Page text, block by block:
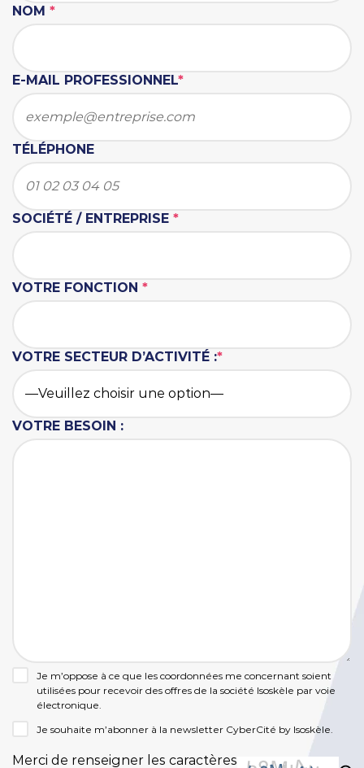
NOM *
E-MAIL PROFESSIONNEL*
TÉLÉPHONE
SOCIÉTÉ / ENTREPRISE *
VOTRE FONCTION *
VOTRE SECTEUR D’ACTIVITÉ :*
VOTRE BESOIN :
Je m’oppose à ce que les coordonnées me concernant soient
utilisées pour recevoir des offres de la société Isoskèle par voie
électronique.
Je souhaite m’abonner à la newsletter CyberCité by Isoskèle.
Merci de renseigner les caractères